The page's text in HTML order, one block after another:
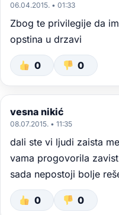
06.04.2015. • 01:33
Zbog te privilegije da
opstina u drzavi
0 0
vesna nikić
08.07.2015. • 11:35
dali ste vi ljudi zaista
vama progovorila
sada nepostoji bolje
0 0